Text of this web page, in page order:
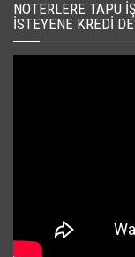
NOTERLERE TAPU
İSTEYENE KREDI